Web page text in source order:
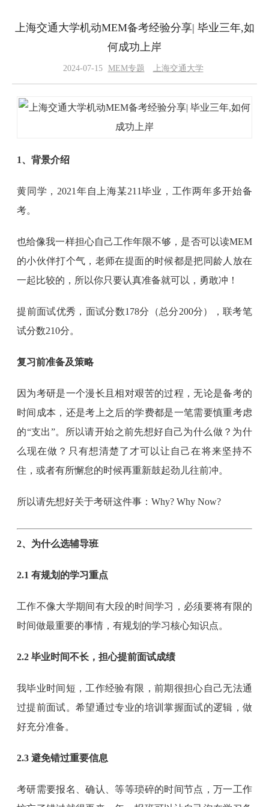
上海交通大学机动MEM备考经验分享| 毕业三年,如
何成功上岸
2024-07-15 MEM专题 上海交通大学
1、背景介绍
黄同学，2021年自上海某211毕业，工作两年多开始备
考。
也给像我一样担心自己工作年限不够，是否可以读MEM
的小伙伴打个气，老师在提面的时候都是把同龄人放在
一起比较的，所以你只要认真准备就可以，勇敢冲！
提前面试优秀，面试分数178分（总分200分），联考笔
试分数210分。
复习前准备及策略
因为考研是一个漫长且相对艰苦的过程，无论是备考的
时间成本，还是考上之后的学费都是一笔需要慎重考虑
的“支出”。所以请开始之前先想好自己为什么做？为什
么现在做？只有想清楚了才可以让自己在将来坚持不
住，或者有所懈怠的时候再重新鼓起劲儿往前冲。
所以请先想好关于考研这件事：Why? Why Now?
2、为什么选辅导班
2.1 有规划的学习重点
工作不像大学期间有大段的时间学习，必须要将有限的
时间做最重要的事情，有规划的学习核心知识点。
2.2 毕业时间不长，担心提前面试成绩
我毕业时间短，工作经验有限，前期很担心自己无法通
过提前面试。希望通过专业的培训掌握面试的逻辑，做
好充分准备。
2.3 避免错过重要信息
考研需要报名、确认、等等琐碎的时间节点，万一工作